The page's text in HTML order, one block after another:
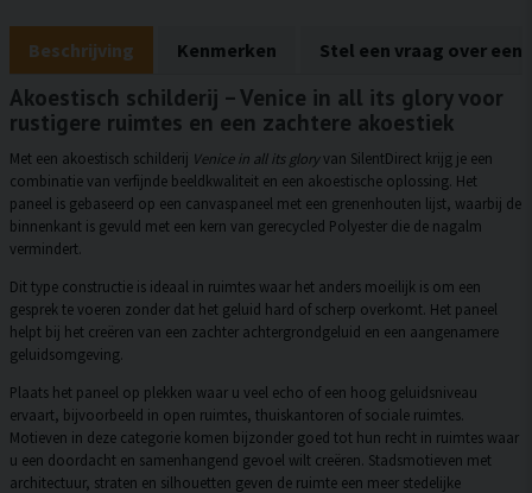
Beschrijving Kenmerken Stel een vraag over een
Akoestisch schilderij – Venice in all its glory voor
rustigere ruimtes en een zachtere akoestiek
Met een akoestisch schilderij Venice in all its gloryvan SilentDirect krijg je een
combinatie van verfijnde beeldkwaliteit en een akoestische oplossing. Het
paneel is gebaseerd op een canvaspaneel met een grenenhouten lijst, waarbij de
binnenkant is gevuld met een kern van gerecycled Polyester die de nagalm
vermindert.
Dit type constructie is ideaal in ruimtes waar het anders moeilijk is om een
gesprek te voeren zonder dat het geluid hard of scherp overkomt. Het paneel
helpt bij het creëren van een zachter achtergrondgeluid en een aangenamere
geluidsomgeving.
Plaats het paneel op plekken waar u veel echo of een hoog geluidsniveau
ervaart, bijvoorbeeld in open ruimtes, thuiskantoren of sociale ruimtes.
Motieven in deze categorie komen bijzonder goed tot hun recht in ruimtes waar
u een doordacht en samenhangend gevoel wilt creëren. Stadsmotieven met
architectuur, straten en silhouetten geven de ruimte een meer stedelijke